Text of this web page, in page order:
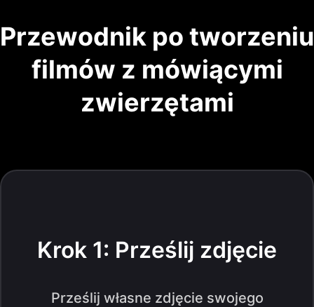
Przewodnik po tworzeniu
filmów z mówiącymi
zwierzętami
Krok 1: Prześlij zdjęcie
Prześlij własne zdjęcie swojego